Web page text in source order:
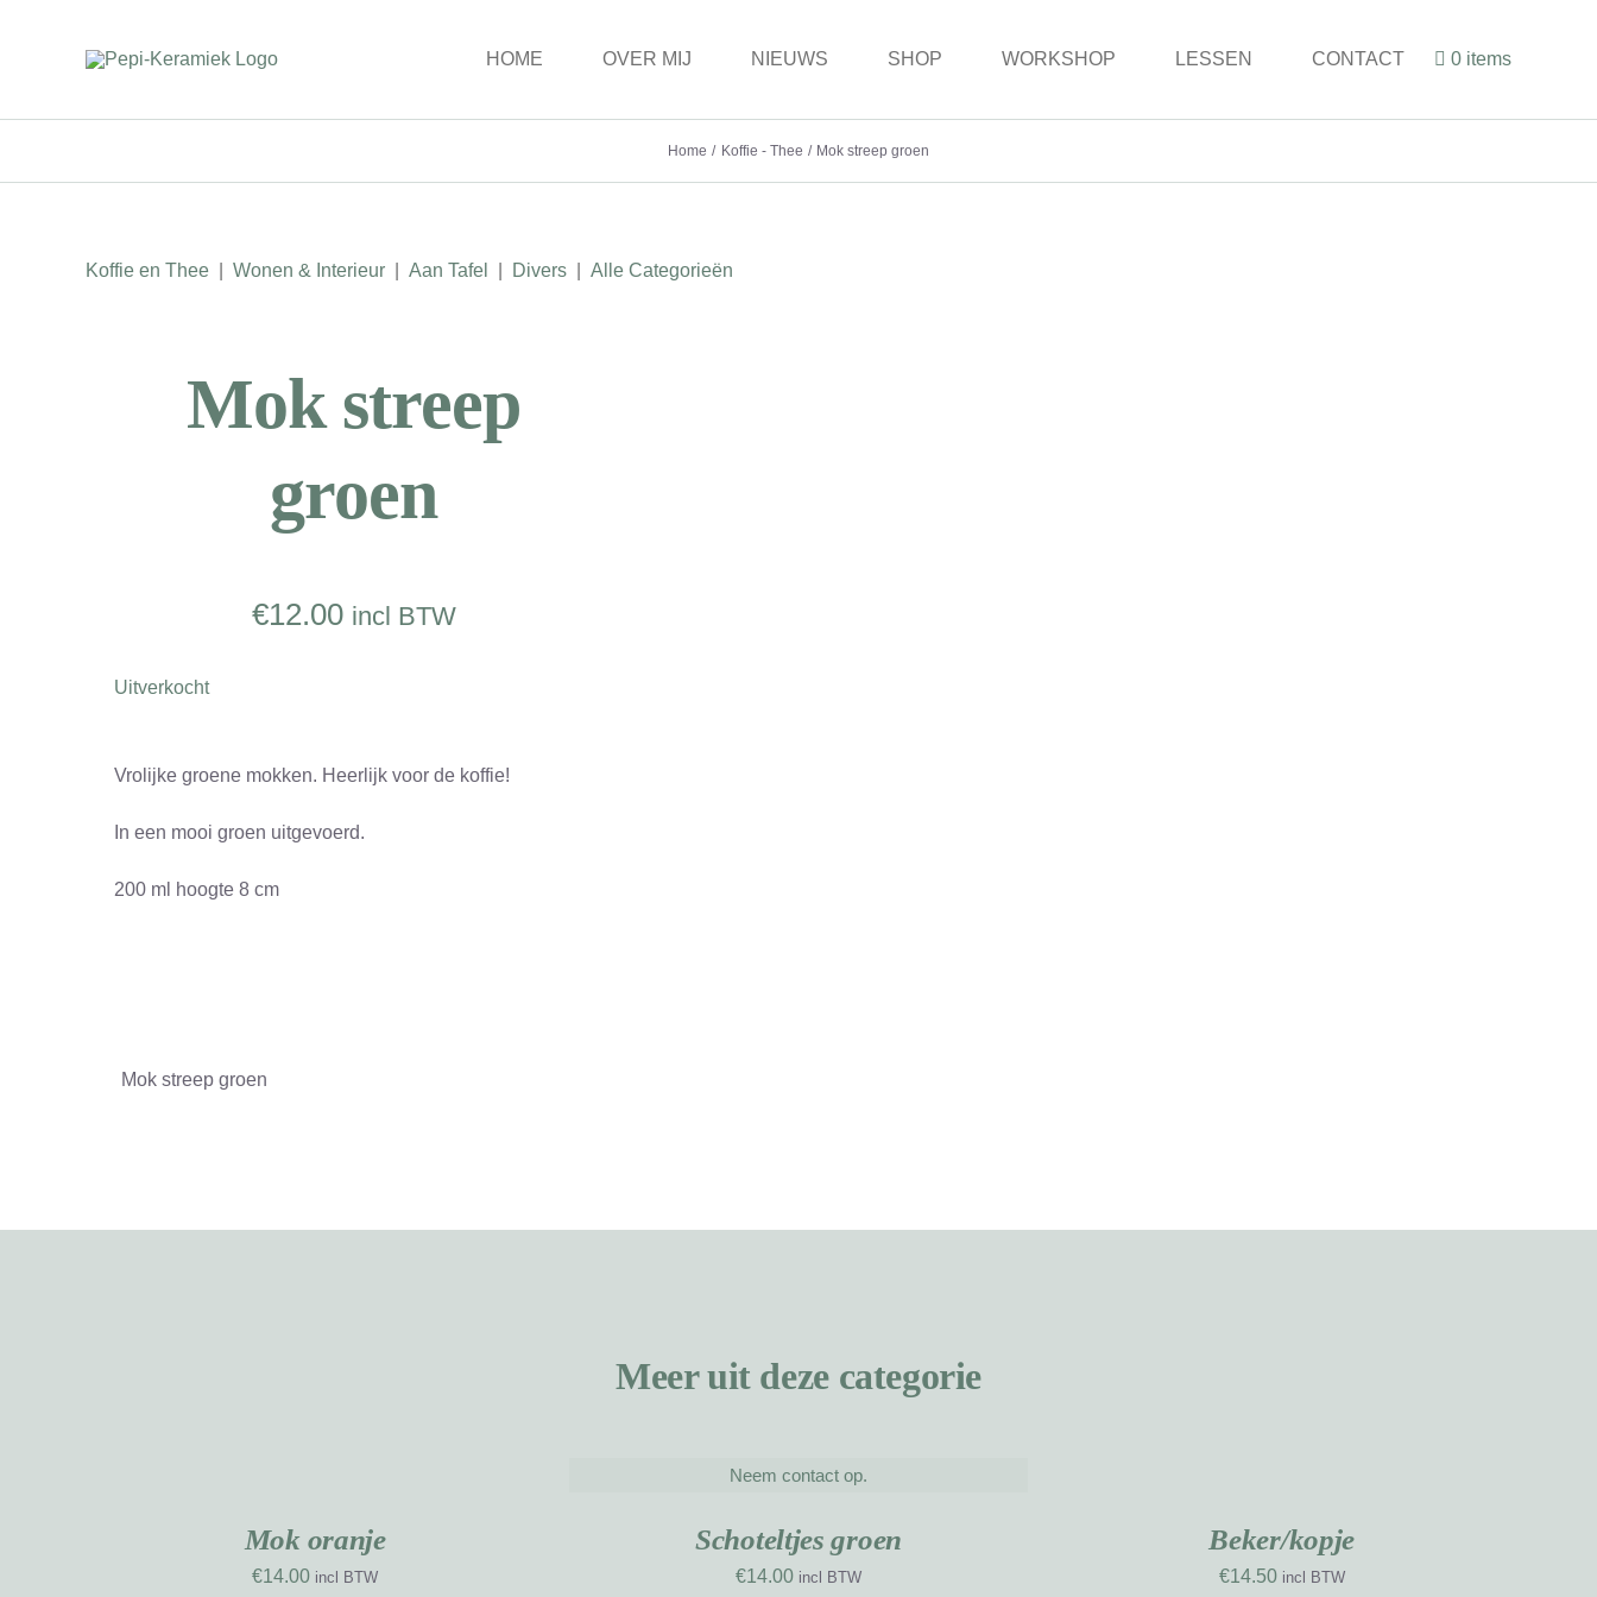
HOME OVER MIJ NIEUWS SHOP WORKSHOP LESSEN CONTACT 0 items
Home Koffie - Thee Mok streep groen
Koffie en Thee| Wonen & Interieur| Aan Tafel Divers| Alle Categorieën
Mok streep
groen
€12.00 incl BTW
Uitverkocht
Vrolijke groene mokken. Heerlijk voor de koffie!
In een mooi groen uitgevoerd.
200 ml hoogte 8 cm
Mok streep groen
Meer uit deze categorie
Mok oranje
€14.00 incl BTW
Neem contact op.
Schoteltjes groen
€14.00 incl BTW
Beker/kopje
€14.50 incl BTW